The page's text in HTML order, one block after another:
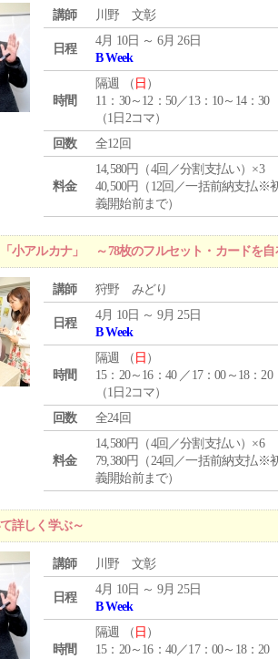
講師 川野 文彰
日程
4月 10日 ～ 6月 26日
B Week
時間
隔週 （ 日 ）
11：30～12：50／13：10～14：30
（1日2コマ）
回数
全12回
料金
14,580円（4回／分割支払い）×3
40,500円（12回／一括前納支払※
義開始前まで）
小アルカナ」 ～78枚のフルセット・カードを自
講師 狩野 みどり
日程
4月 10日 ～ 9月 25日
B Week
時間
隔週 （ 日 ）
15：20～16：40 ／17：00～18：20
（1日2コマ）
回数
全24回
料金
14,580円（4回／分割支払い）×6
79,380円（24回／一括前納支払※
義開始前まで）
詳しく学ぶ～
講師 川野 文彰
日程
4月 10日 ～ 9月 25日
B Week
時間
隔週 （ 日 ）
15：20～16：40／17：00～18：20